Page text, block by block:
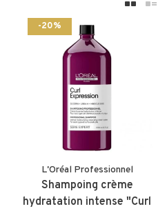
-20%
L'Oréal Professionnel
Shampoing crème
hydratation intense "Curl